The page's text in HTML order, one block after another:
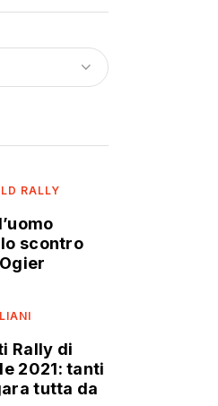
RALLY
scontro
Rally di
2021: tanti
tutta da